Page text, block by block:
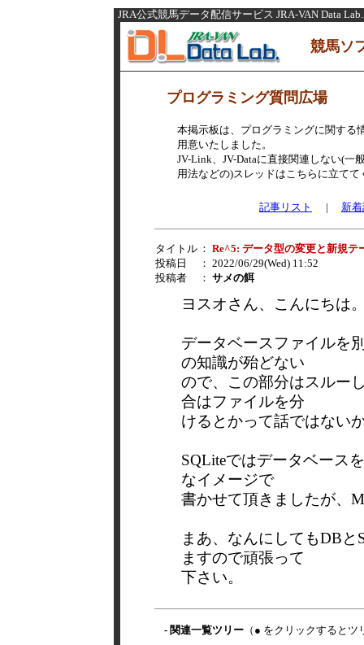
JRA公式競馬データ配信サービス JRA-VAN Data Lab.
競馬ソ
プログラミング質問広場
本掲示板は、プログラミングに関する
用意いたしました。
JV-Link、JV-Dataに直接関連しない(一
用法などの)スレッドはこちらに立てて
記事リスト | 新
タイトル ： Re^5: データ型の変更と新規テ
投稿日
： 2022/06/29(Wed) 11:52
投稿者
： サメの餌
ヨスオさん、こんにちは
データベースファイルを
の知識が殆どない
ので、この部分はスルー
合はファイルを分
けるとかって話ではない
SQLiteではデータベース
なイメージで
書かせて頂きましたが、
まあ、なんにしてもDB
ますので頑張って
下さい。
- 関連一覧ツリー （● をクリックすると